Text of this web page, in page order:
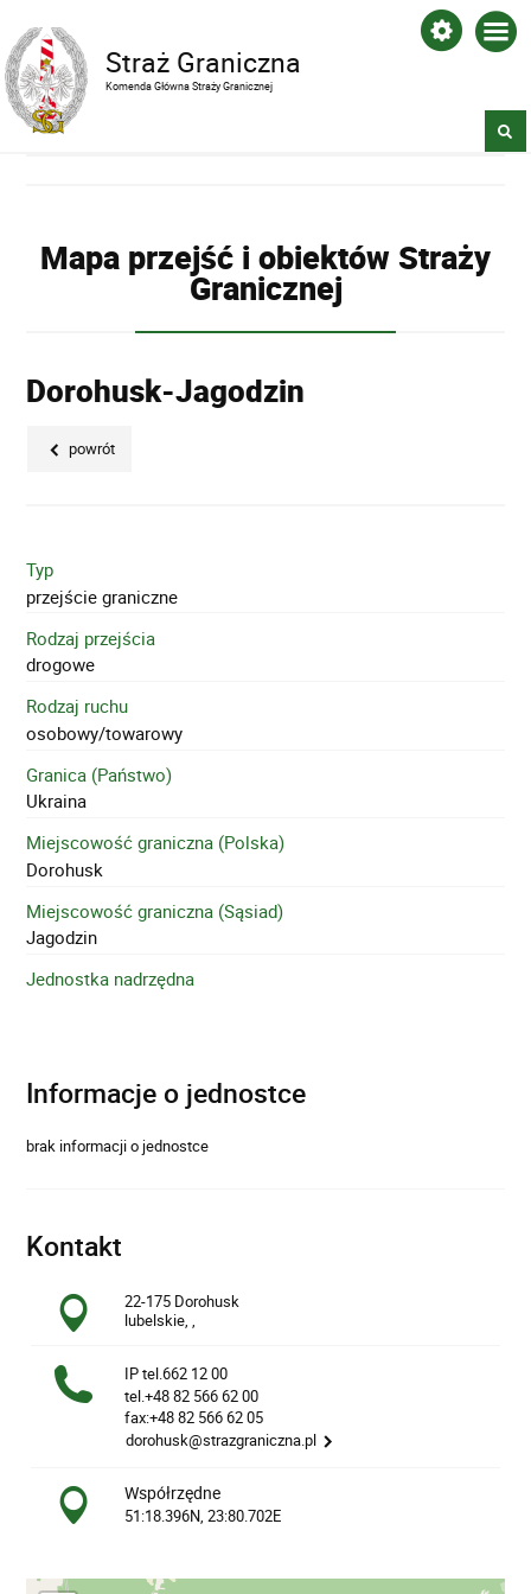
Straż Graniczna
Komenda Główna Straży Granicznej
Mapa przejść i obiektów Straży
Granicznej
Dorohusk-Jagodzin
powrót
Typ
przejście graniczne
Rodzaj przejścia
drogowe
Rodzaj ruchu
osobowy/towarowy
Granica (Państwo)
Ukraina
Miejscowość graniczna (Polska)
Dorohusk
Miejscowość graniczna (Sąsiad)
Jagodzin
Jednostka nadrzędna
Informacje o jednostce
brak informacji o jednostce
Kontakt
22-175 Dorohusk
lubelskie, ,
IP tel.662 12 00
tel.+48 82 566 62 00
fax:+48 82 566 62 05
dorohusk@strazgraniczna.pl
Współrzędne
51:18.396N, 23:80.702E